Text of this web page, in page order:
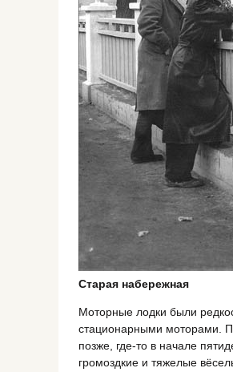
Старая набережная
Моторные лодки были
стационарными моторами.
позже, где-то в начале
громоздкие и тяжелые